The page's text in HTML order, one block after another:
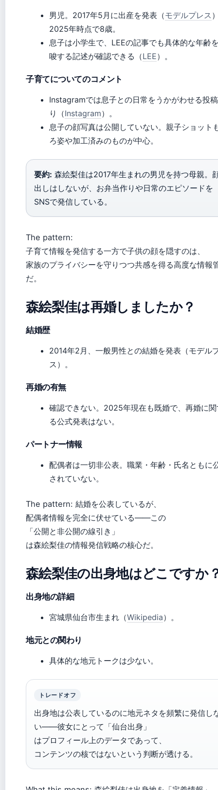
男児。2017年5月に出産を発表（モデルプレス
2025年時点で8歳。
息子は小学生で、LEEの記事でも具体的な年齢
唆する記述が確認できる（LEE）。
子育てについてのコメント
Instagramでは息子との日常をうかがわせる投
り（Instagram）。
息子の顔写真は公開していない。親子ショット
ろ姿や加工済みのものが中心。
要約: 森絵梨佳は2017年生まれの男児を持つ母親。
出しはしないが、お弁当作りや日常のエピソードを
SNSで発信している。
The pattern:
子育て情報を発信する一方で子供の顔を隠すのは、
家族のプライバシーを守りつつ共感を得る高度な情報
だ。
森絵梨佳は再婚しましたか？
結婚歴
2014年2月、一般男性との結婚を発表（モデル
ス）。
再婚の有無
確認できない。2025年現在も既婚で、再婚に
る公式発表はない。
パートナー情報
配偶者は一切非公表。職業・年齢・氏名ともに
されていない。
The pattern: 結婚を公表しているが、
配偶者情報を完全に伏せている——この
「公開と非公開の線引き」
は森絵梨佳の情報発信戦略の核心だ。
森絵梨佳の出身地はどこですか
出身地の詳細
宮城県仙台市生まれ（Wikipedia）。
地元との関わり
具体的な地元トークは少ない。
トレードオフ
出身地は公表しているのに地元ネタを頻繁に発信し
い——彼女にとって「仙台出身」
はプロフィール上のデータであって、
コンテンツの核ではないという判断が透ける。